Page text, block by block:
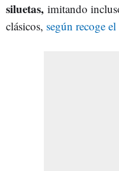
siluetas, imitando
clásicos, según recoge el